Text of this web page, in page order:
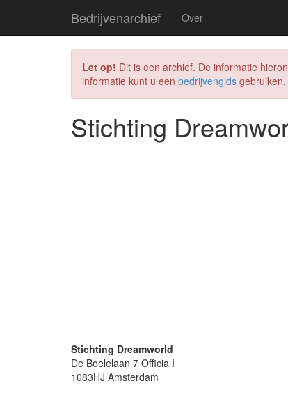
Bedrijvenarchief Over
Let op! Dit is een archief. De informatie
informatie kunt u een bedrijvengids gebruiken.
Stichting
Stichting Dreamworld
De Boelelaan 7 Officia I
1083HJ Amsterdam